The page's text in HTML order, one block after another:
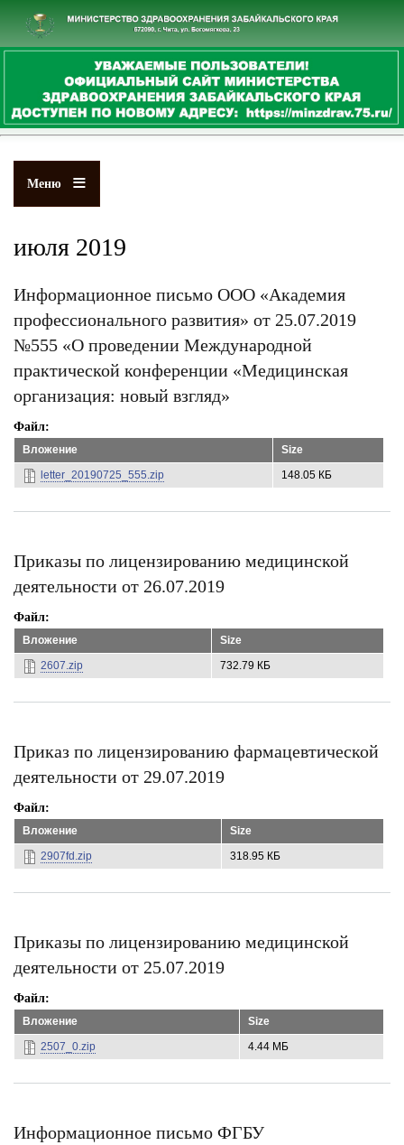
к
основному
содержанию
Меню
июля 2019
Информационное письмо ООО «Академия
профессионального развития» от 25.07.2019
№555 «О проведении Международной
практической конференции «Медицинская
организация: новый взгляд»
Файл
Вложение
Size
letter_20190725_555.zip
148.05 КБ
Приказы по лицензированию медицинской
деятельности от 26.07.2019
Файл
Вложение
Size
2607.zip
732.79 КБ
Приказ по лицензированию фармацевтической
деятельности от 29.07.2019
Файл
Вложение
Size
2907fd.zip
318.95 КБ
Приказы по лицензированию медицинской
деятельности от 25.07.2019
Файл
Вложение
Size
2507_0.zip
4.44 МБ
Информационное письмо ФГБУ